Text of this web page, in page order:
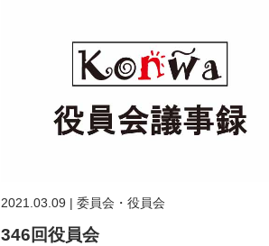
2021.03.09 | 委員会・役員会
346回役員会